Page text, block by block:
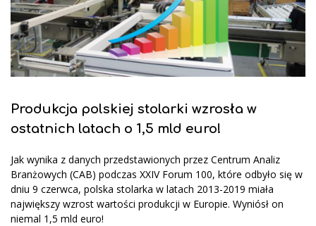
Produkcja polskiej stolarki wzrosła w
ostatnich latach o 1,5 mld euro!
Jak wynika z danych przedstawionych przez Centrum Analiz
Branżowych (CAB) podczas XXIV Forum 100, które odbyło się w
dniu 9 czerwca, polska stolarka w latach 2013-2019 miała
największy wzrost wartości produkcji w Europie. Wyniósł on
niemal 1,5 mld euro!